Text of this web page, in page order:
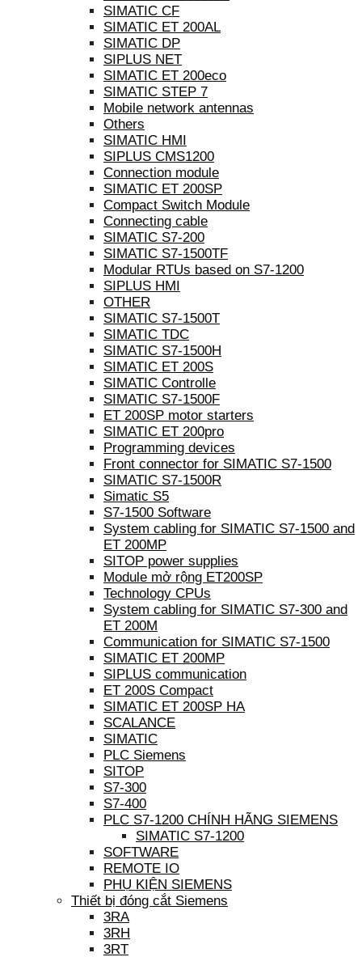
SIMATIC CF
SIMATIC ET 200AL
SIMATIC DP
SIPLUS NET
SIMATIC ET 200eco
SIMATIC STEP 7
Mobile network antennas
Others
SIMATIC HMI
SIPLUS CMS1200
Connection module
SIMATIC ET 200SP
Compact Switch Module
Connecting cable
SIMATIC S7-200
SIMATIC S7-1500TF
Modular RTUs based on S7-1200
SIPLUS HMI
OTHER
SIMATIC S7-1500T
SIMATIC TDC
SIMATIC S7-1500H
SIMATIC ET 200S
SIMATIC Controlle
SIMATIC S7-1500F
ET 200SP motor starters
SIMATIC ET 200pro
Programming devices
Front connector for SIMATIC S7-1500
SIMATIC S7-1500R
Simatic S5
S7-1500 Software
System cabling for SIMATIC S7-1500 and
ET 200MP
SITOP power supplies
Module mở rộng ET200SP
Technology CPUs
System cabling for SIMATIC S7-300 and
ET 200M
Communication for SIMATIC S7-1500
SIMATIC ET 200MP
SIPLUS communication
ET 200S Compact
SIMATIC ET 200SP HA
SCALANCE
SIMATIC
PLC Siemens
SITOP
S7-300
S7-400
PLC S7-1200 CHÍNH HÃNG SIEMENS
SIMATIC S7-1200
SOFTWARE
REMOTE IO
PHỤ KIỆN SIEMENS
Thiết bị đóng cắt Siemens
3RA
3RH
3RT